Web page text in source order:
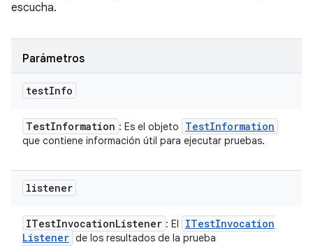
escucha.
Parámetros
testInfo
TestInformation : Es el objeto TestInformation
que contiene información útil para ejecutar pruebas.
listener
ITestInvocationListener : El ITestInvocation
Listener de los resultados de la prueba